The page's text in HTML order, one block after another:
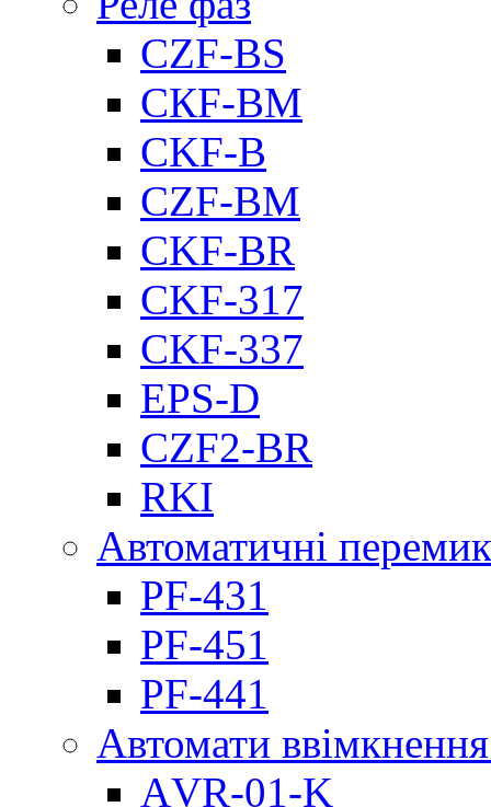
CZF-BS
CКF-BM
CKF-B
CZF-BM
CKF-BR
CKF-317
CKF-337
EPS-D
CZF2-BR
RKI
Автоматичні
PF-431
PF-451
PF-441
Автомати
АVR-01-K